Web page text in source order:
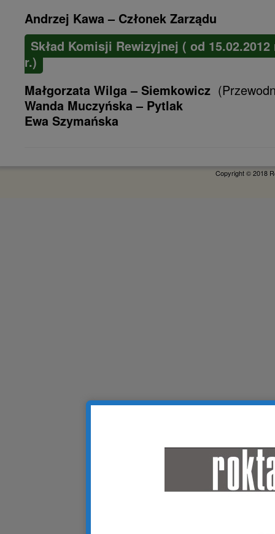
Andrzej Kawa – Członek Zarządu
Skład Komisji Rewizyjnej ( od 15.02.2012
r.)
Małgorzata Wilga – Siemkowicz
Wanda Muczyńska – Pytlak
Ewa Szymańska
Copyright © 2018